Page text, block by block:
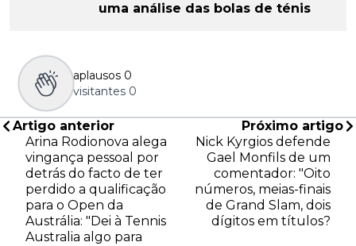
uma análise das bolas de ténis
aplausos 0
visitantes 0
Artigo anterior
Arina Rodionova alega
vingança pessoal por
detrás do facto de ter
perdido a qualificação
para o Open da
Austrália: "Dei à Tennis
Australia algo para
Próximo artigo
Nick Kyrgios defende
Gael Monfils de um
comentador: "Oito
números, meias-finais
de Grand Slam, dois
dígitos em títulos?